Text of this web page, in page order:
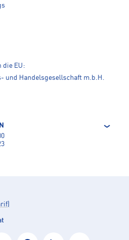
die EU:
und Handelsgesellschaft m.b.H.